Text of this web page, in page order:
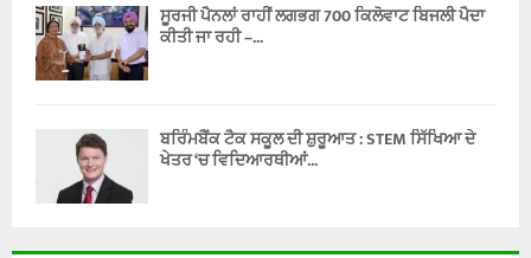
ਸੂਰਜੀ ਪੈਨਲਾਂ ਰਾਹੀਂ ਲਗਭਗ 700 ਕਿਲੋਵਾਟ ਬਿਜਲੀ ਪੈਦਾ
ਕੀਤੀ ਜਾ ਰਹੀ –...
ਬਰਿੰਮਬੈਂਕ ਟੈਕ ਸਕੂਲ ਦੀ ਸ਼ੁਰੂਆਤ : STEM ਸਿੱਖਿਆ ਦੇ
ਖੇਤਰ ‘ਚ ਵਿਦਿਆਰਥੀਆਂ...